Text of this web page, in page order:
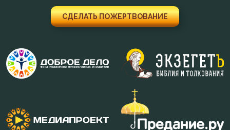
Искушение
Любовь
Монах
СДЕЛАТЬ ПОЖЕРТВОВАНИЕ